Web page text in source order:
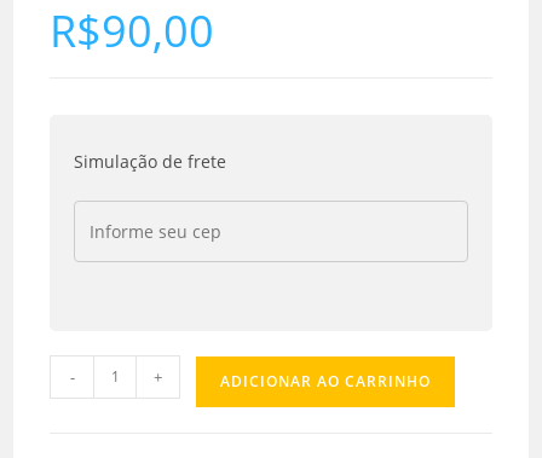
R$90,00
Simulação de frete
- + ADICIONAR AO CARRINHO